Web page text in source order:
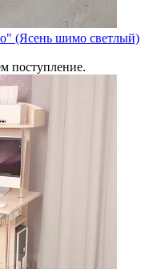
(Ясень шимо светлый)
поступление.